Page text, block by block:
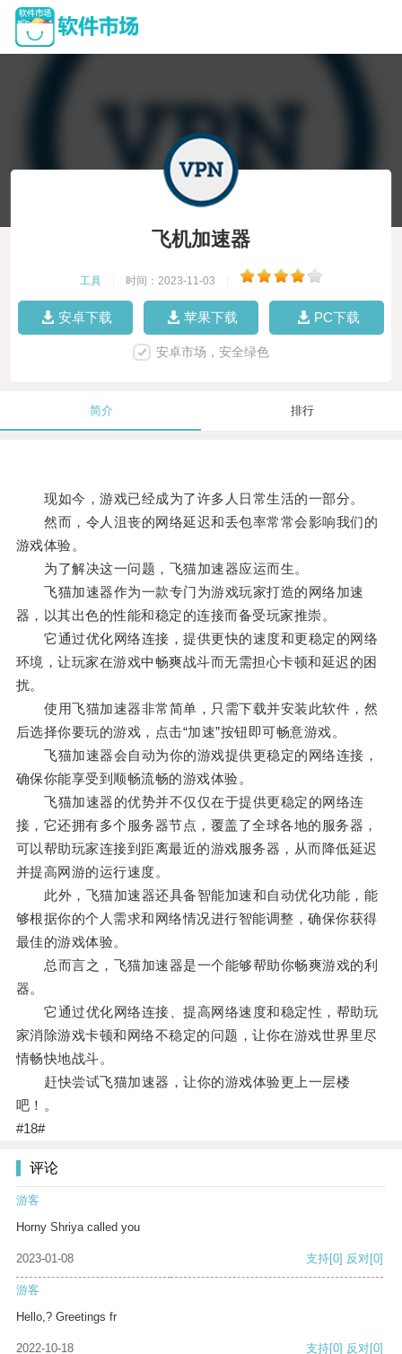
飞机加速器
工具 时间：2023-11-03
安卓下载 苹果下载 PC下载
安卓市场，安全绿色
简介 排行
现如今，游戏已经成为了许多人日常生活的一部分。
然而，令人沮丧的网络延迟和丢包率常常会影响我们的
游戏体验。
为了解决这一问题，飞猫加速器应运而生。
飞猫加速器作为一款专门为游戏玩家打造的网络加速
器，以其出色的性能和稳定的连接而备受玩家推崇。
它通过优化网络连接，提供更快的速度和更稳定的网络
环境，让玩家在游戏中畅爽战斗而无需担心卡顿和延迟的困
扰。
使用飞猫加速器非常简单，只需下载并安装此软件，然
后选择你要玩的游戏，点击“加速”按钮即可畅意游戏。
飞猫加速器会自动为你的游戏提供更稳定的网络连接，
确保你能享受到顺畅流畅的游戏体验。
飞猫加速器的优势并不仅仅在于提供更稳定的网络连
接，它还拥有多个服务器节点，覆盖了全球各地的服务器，
可以帮助玩家连接到距离最近的游戏服务器，从而降低延迟
并提高网游的运行速度。
此外，飞猫加速器还具备智能加速和自动优化功能，能
够根据你的个人需求和网络情况进行智能调整，确保你获得
最佳的游戏体验。
总而言之，飞猫加速器是一个能够帮助你畅爽游戏的利
器。
它通过优化网络连接、提高网络速度和稳定性，帮助玩
家消除游戏卡顿和网络不稳定的问题，让你在游戏世界里尽
情畅快地战斗。
赶快尝试飞猫加速器，让你的游戏体验更上一层楼
吧！。
#18#
评论
游客
Horny Shriya called you
2023-01-08 支持[0] 反对[0]
游客
Hello,? Greetings fr
2022-10-18 支持[0] 反对[0]